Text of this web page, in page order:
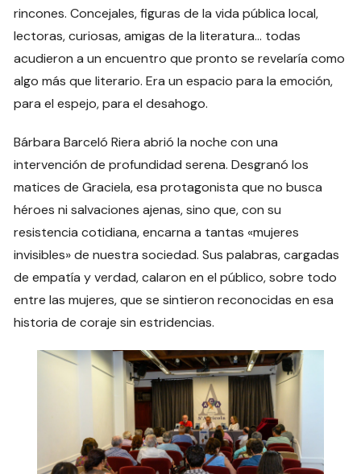
rincones. Concejales, figuras de la vida pública local,
lectoras, curiosas, amigas de la literatura… todas
acudieron a un encuentro que pronto se revelaría como
algo más que literario. Era un espacio para la emoción,
para el espejo, para el desahogo.
Bárbara Barceló Riera abrió la noche con una
intervención de profundidad serena. Desgranó los
matices de Graciela, esa protagonista que no busca
héroes ni salvaciones ajenas, sino que, con su
resistencia cotidiana, encarna a tantas «mujeres
invisibles» de nuestra sociedad. Sus palabras, cargadas
de empatía y verdad, calaron en el público, sobre todo
entre las mujeres, que se sintieron reconocidas en esa
historia de coraje sin estridencias.